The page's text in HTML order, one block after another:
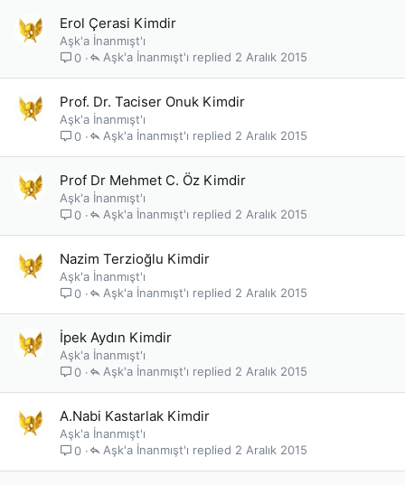
Erol Çerasi Kimdir
Aşk'a İnanmışt'ı
0
2 Aralık 2015
Aşk'a İnanmışt'ı
Prof. Dr. Taciser Onuk Kimdir
Aşk'a İnanmışt'ı
0
2 Aralık 2015
Aşk'a İnanmışt'ı
Prof Dr Mehmet C. Öz Kimdir
Aşk'a İnanmışt'ı
0
2 Aralık 2015
Aşk'a İnanmışt'ı
Nazim Terzioğlu Kimdir
Aşk'a İnanmışt'ı
0
2 Aralık 2015
Aşk'a İnanmışt'ı
İpek Aydın Kimdir
Aşk'a İnanmışt'ı
0
2 Aralık 2015
Aşk'a İnanmışt'ı
A.Nabi Kastarlak Kimdir
Aşk'a İnanmışt'ı
0
2 Aralık 2015
Aşk'a İnanmışt'ı